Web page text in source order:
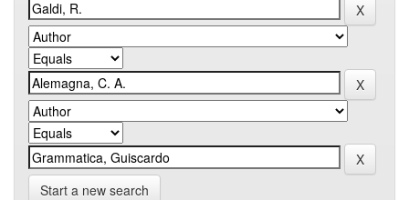
Start a new search